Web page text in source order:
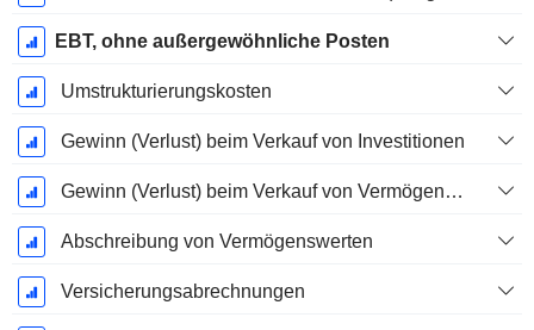
EBT, ohne außergewöhnliche Posten
Umstrukturierungskosten
Gewinn (Verlust) beim Verkauf von Investitionen
Gewinn (Verlust) beim Verkauf von Vermögenswerten
Abschreibung von Vermögenswerten
Versicherungsabrechnungen